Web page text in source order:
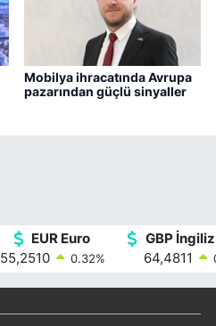
Mobilya ihracatında Avrupa
pazarından güçlü sinyaller
EUR Euro
55,2510
0.32%
GBP
64,4811